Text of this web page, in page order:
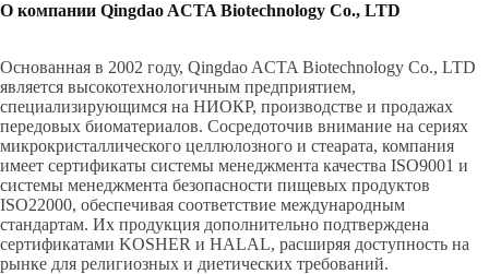
О компании Qingdao ACTA Biotechnology Co., LTD
Основанная в 2002 году, Qingdao ACTA Biotechnology Co., LTD
является высокотехнологичным предприятием,
специализирующимся на НИОКР, производстве и продажах
передовых биоматериалов. Сосредоточив внимание на сериях
микрокристаллического целлюлозного и стеарата, компания
имеет сертификаты системы менеджмента качества ISO9001 и
системы менеджмента безопасности пищевых продуктов
ISO22000, обеспечивая соответствие международным
стандартам. Их продукция дополнительно подтверждена
сертификатами KOSHER и HALAL, расширяя доступность на
рынке для религиозных и диетических требований.